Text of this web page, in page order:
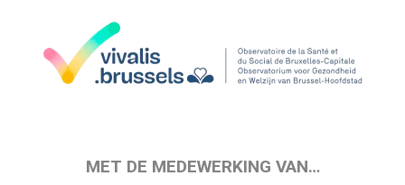
MET DE MEDEWERKING VAN…